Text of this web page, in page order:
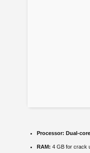
Processor: Dual-
RAM: 4 GB for crack